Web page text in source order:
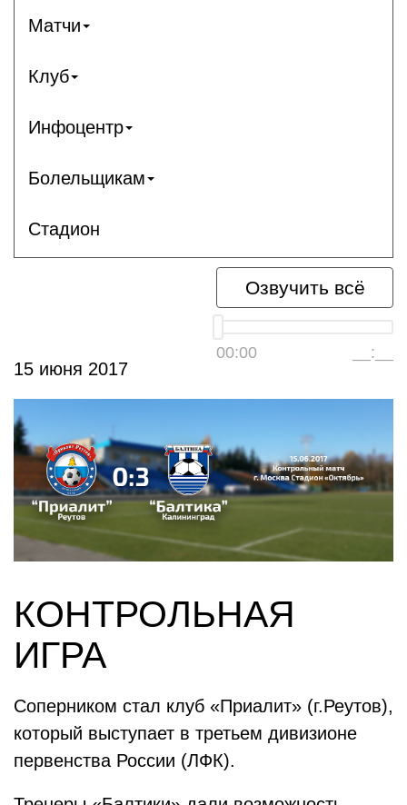
Матчи
Клуб
Инфоцентр
Болельщикам
Стадион
Озвучить всё
00:00 __:__
15 июня 2017
КОНТРОЛЬНАЯ
ИГРА
Соперником стал клуб «Приалит» (г.Реутов),
который выступает в третьем дивизионе
первенства России (ЛФК).